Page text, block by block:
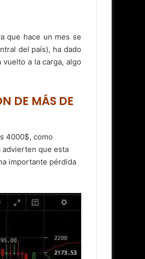
que hace un mes se
del país), ha dado
a la carga, algo
DE MÁS DE
4000$, como
advierten que esta
importante pérdida